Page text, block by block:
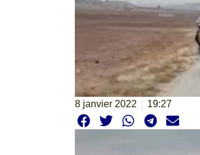
8 janvier 2022 19:27